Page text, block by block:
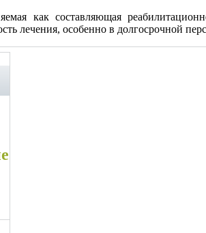
как составляющая
лечения, особенно в долгосрочной